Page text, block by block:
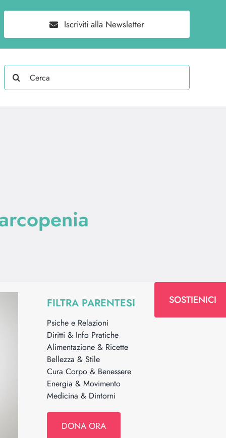
Iscriviti alla Newsletter
Search
for:
SOSTIENICI
FILTRA PARENTESI
Psiche e Relazioni
Diritti & Info Pratiche
Alimentazione & Ricette
Bellezza & Stile
Cura Corpo & Benessere
Energia & Movimento
Medicina & Dintorni
DONA ORA